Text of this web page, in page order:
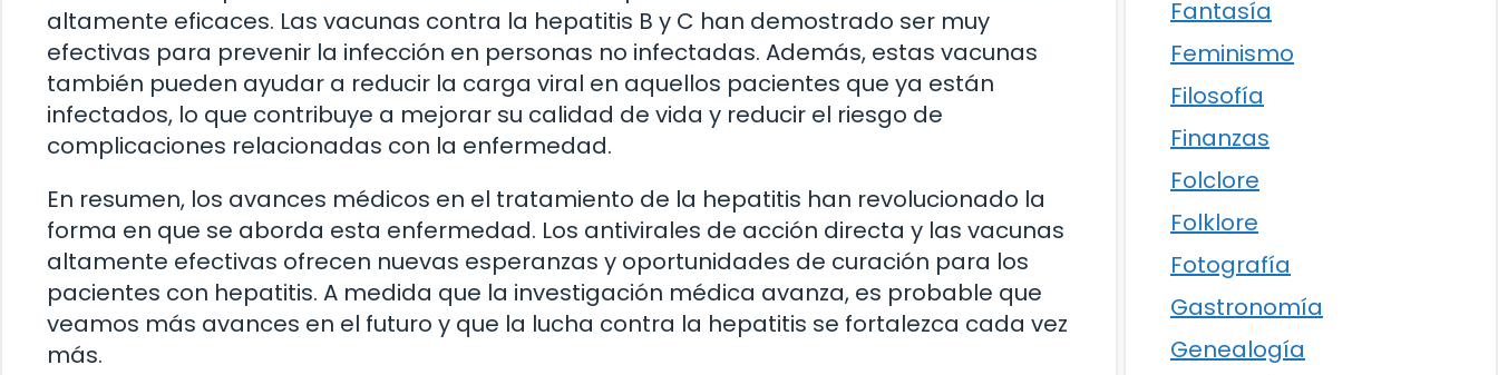
altamente eficaces. Las vacunas contra la hepatitis B y C han demostrado ser muy
efectivas para prevenir la infección en personas no infectadas. Además, estas vacunas
también pueden ayudar a reducir la carga viral en aquellos pacientes que ya están
infectados, lo que contribuye a mejorar su calidad de vida y reducir el riesgo de
complicaciones relacionadas con la enfermedad.
En resumen, los avances médicos en el tratamiento de la hepatitis han revolucionado la
forma en que se aborda esta enfermedad. Los antivirales de acción directa y las vacunas
altamente efectivas ofrecen nuevas esperanzas y oportunidades de curación para los
pacientes con hepatitis. A medida que la investigación médica avanza, es probable que
veamos más avances en el futuro y que la lucha contra la hepatitis se fortalezca cada vez
más.
Fantasía
Feminismo
Filosofía
Finanzas
Folclore
Folklore
Fotografía
Gastronomía
Genealogía